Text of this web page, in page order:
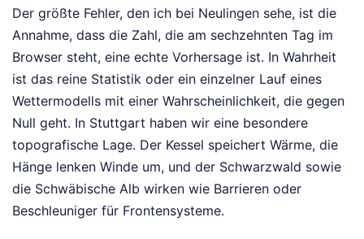
Der größte Fehler, den ich bei Neulingen sehe, ist die
Annahme, dass die Zahl, die am sechzehnten Tag im
Browser steht, eine echte Vorhersage ist. In Wahrheit
ist das reine Statistik oder ein einzelner Lauf eines
Wettermodells mit einer Wahrscheinlichkeit, die gegen
Null geht. In Stuttgart haben wir eine besondere
topografische Lage. Der Kessel speichert Wärme, die
Hänge lenken Winde um, und der Schwarzwald sowie
die Schwäbische Alb wirken wie Barrieren oder
Beschleuniger für Frontensysteme.